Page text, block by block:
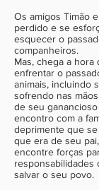
Os amigos Timão
perdido e se
esquecer o
companheiros.
Mas, chega a hora
enfrentar o
animais, incluindo
sofrendo nas
de seu
encontro com a
deprimente que
que era de seu
encontre forças
responsabilidades
salvar o seu povo.